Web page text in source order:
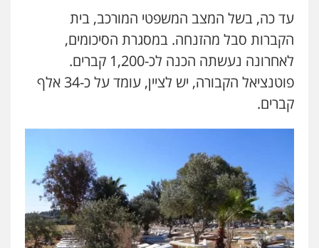
עד כה, בשל המצב המשפטי המורכב, בית
הקברות סבל מהזנחה. במסגרת הסיכומים,
לאחרונה נעשתה הכנה לכ-1,200 קברים.
פוטנציאל הקבורה, יש לציין, עומד על כ-34 אלף
קברים.